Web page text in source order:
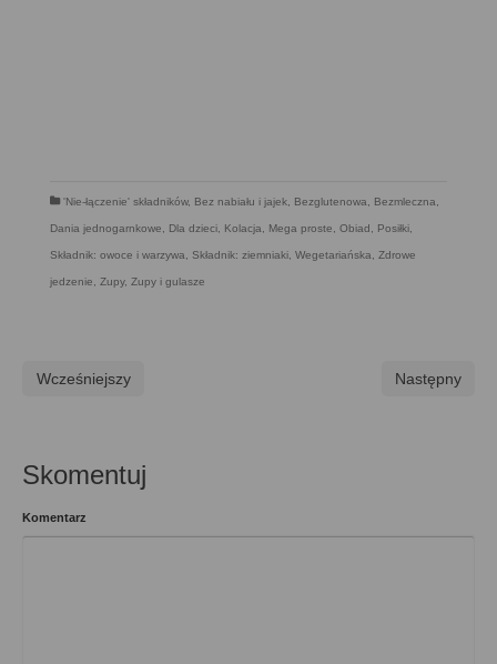
'Nie-łączenie' składników, Bez nabiału i jajek, Bezglutenowa, Bezmleczna,
Dania jednogarnkowe, Dla dzieci, Kolacja, Mega proste, Obiad , Posiłki,
Składnik: owoce i warzywa, Składnik: ziemniaki, Wegetariańska, Zdrowe
jedzenie, Zupy, Zupy i gulasze
Wcześniejszy Następny
Skomentuj
Komentarz